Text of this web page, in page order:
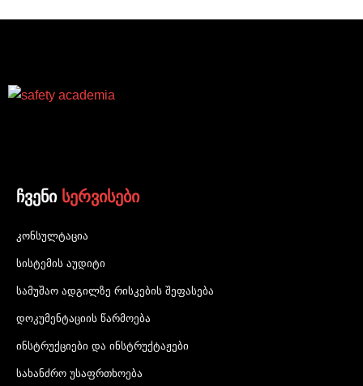
ჩვენი სერვისები
კონსულტაცია
სისტემის აუდიტი
სამუშაო ადგილზე რისკების შეფასება
დოკუმენტაციის წარმოება
ინსტრუქციები და ინსტრუქტაჟები
სახანძრო უსაფრთხოება